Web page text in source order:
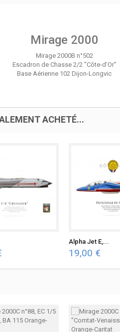
Mirage 2000
Mirage 2000B n°502
Escadron de Chasse 2/2 "Côte-d'Or"
Base Aérienne 102 Dijon-Longvic
ACHETÉ...
Alpha Jet E,...
19,00 €